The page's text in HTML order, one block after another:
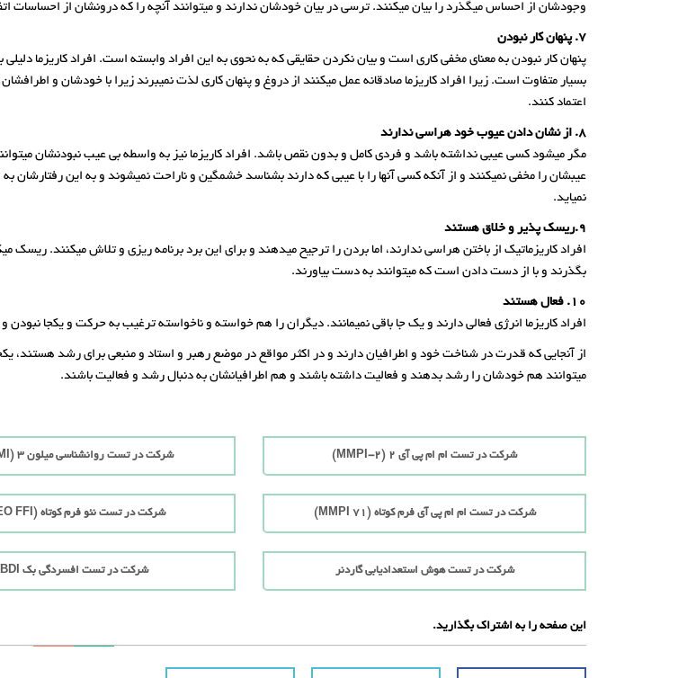
وجودشان از احساس میگذرد را بیان میکنند. ترسی در بیان خودشان ندارند و میتوانند آنچه را که درونشان از احساسات
7. پنهان کار نبودن
پنهان کار نبودن به معنای مخفی کاری است و بیان نکردن حقایقی که به نحوی به این افراد وابسته است. افراد کاریزما
بسیار متفاوت است. زیرا افراد کاریزما صادقانه عمل میکنند از دروغ و پنهان کاری لذت نمیبرند زیرا با خودشان و
اعتماد کنند.
8. از نشان دادن عیوب خود هراسی ندارند
مگر میشود کسی عیبی نداشته باشد و فردی کامل و بدون نقص باشد. افراد کاریزما نیز به واسطه بی عیب نبودنشان
عیبشان را مخفی نمیکنند و از آنکه کسی آنها را با عیبی که دارند بشناسد خشمگین و ناراحت نمیشوند و به این
نمیاید.
9.ریسک پذیر و خلاق هستند
افراد کاریزماتیک از باختن هراسی ندارند، اما بردن را ترجیح میدهند و برای این برد برنامه ریزی و تلاش میکنند.
بگذرند و با از دست دادن است که میتوانند به دست بیاورند.
10. فعال هستند
افراد کاریزما انرژی فعالی دارند و یک جا باقی نمیمانند. دیگران را هم خواسته و ناخواسته ترغیب به حرکت و یکجا
از آنجایی که قدرت در شناخت خود و اطرافیان دارند و در اکثر مواقع در موضع رهبر و استاد و منبعی برای رشد هستند،
میتوانند هم خودشان را رشد بدهند و فعالیت داشته باشند و هم اطرافیانشان به دنبال رشد و فعالیت باشند.
شرکت در تست ام ام پی آی 2 (MMPI-2) شرکت در تست روانشناسی میلون 3 (MCMI)
شرکت در تست ام ام پی آی فرم کوتاه (71 MMPI) شرکت در تست نئو فرم کوتاه (NEO FFI)
شرکت در تست هوش استعدادیابی گاردنر شرکت در تست افسردگی بک BDI
این صفحه را به اشتراک بگذارید.